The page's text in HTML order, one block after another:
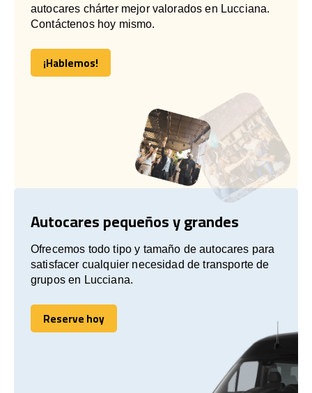
autocares chárter mejor valorados en Lucciana.
Contáctenos hoy mismo.
¡Hablemos!
¡Hablemos!
Autocares pequeños y grandes
Ofrecemos todo tipo y tamaño de autocares para
satisfacer cualquier necesidad de transporte de
grupos en Lucciana.
Reserve hoy
Reserve hoy